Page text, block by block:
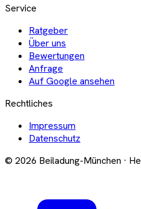
Service
Ratgeber
Über uns
Bewertungen
Anfrage
Auf Google ansehen
Rechtliches
Impressum
Datenschutz
© 2026 Beiladung-München ·